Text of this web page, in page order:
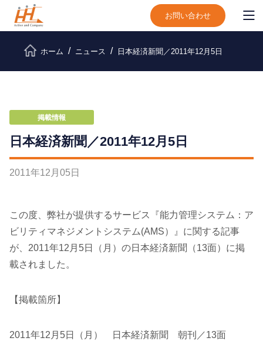
お問い合わせ
ホーム ニュース 日本経済新聞／2011年12月5日
掲載情報
日本経済新聞／2011年12月5日
2011年12 月 05 日
この度、弊社が提供するサービス『能力管理システム：ア
ビリティマネジメントシステム(AMS）』に関する記事
が、2011年12月5日（月）の日本経済新聞（13面）に掲
載されました。
【掲載箇所】
2011年12月5日（月） 日本経済新聞 朝刊／13面